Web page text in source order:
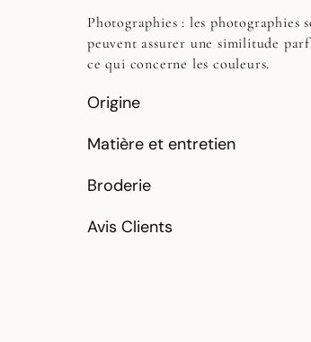
Photographies : les photographies
peuvent assurer une similitude
ce qui concerne les couleurs.
Origine
Matière et entretien
Broderie
Avis Clients